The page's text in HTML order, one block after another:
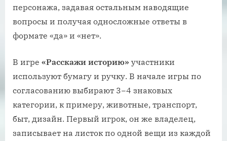
персонажа, задавая остальным наводящие
вопросы и получая односложные ответы в
формате «да» и «нет».
В игре «Расскажи историю» участники
используют бумагу и ручку. В начале игры по
согласованию выбирают 3−4 знаковых
категории, к примеру, животные, транспорт,
быт, дизайн. Первый игрок, он же владелец,
записывает на листок по одной вещи из каждой